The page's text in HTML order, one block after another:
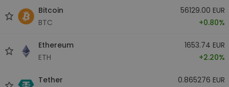
Bitcoin
BTC
56129.00 EUR
+0.80%
Ethereum
ETH
1653.74 EUR
+2.20%
Tether
0.865276 EUR